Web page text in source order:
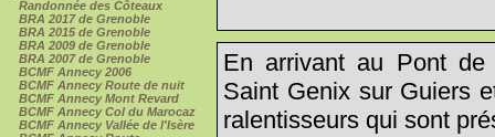
Randonnée des Côteaux
BRA 2017 de Grenoble
BRA 2015 de Grenoble
BRA 2009 de Grenoble
BRA 2007 de Grenoble
BCMF Annecy 2006
BCMF Annecy Route de nuit
BCMF Annecy Mont Revard
BCMF Annecy Col du Marocaz
BCMF Annecy Vallée de l'Isère
En arrivant au Pont de
Saint Genix sur Guiers
ralentisseurs qui sont